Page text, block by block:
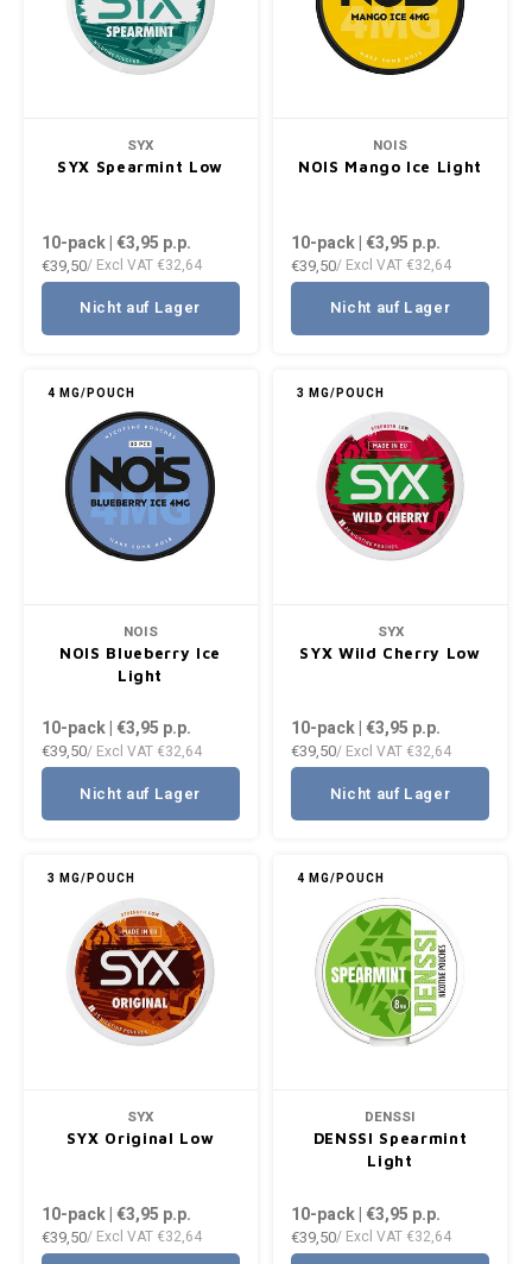
SYX
SYX Spearmint Low
10-pack | €3,95 p.p.
€39,50/ Excl VAT €32,64
Nicht auf Lager
NOIS
NOIS Mango Ice Light
10-pack | €3,95 p.p.
€39,50/ Excl VAT €32,64
Nicht auf Lager
4 MG/POUCH
NOIS
NOIS Blueberry Ice
Light
10-pack | €3,95 p.p.
€39,50/ Excl VAT €32,64
Nicht auf Lager
3 MG/POUCH
SYX
SYX Wild Cherry Low
10-pack | €3,95 p.p.
€39,50/ Excl VAT €32,64
Nicht auf Lager
3 MG/POUCH
SYX
SYX Original Low
10-pack | €3,95 p.p.
€39,50/ Excl VAT €32,64
4 MG/POUCH
DENSSI
DENSSI Spearmint
Light
10-pack | €3,95 p.p.
€39,50/ Excl VAT €32,64